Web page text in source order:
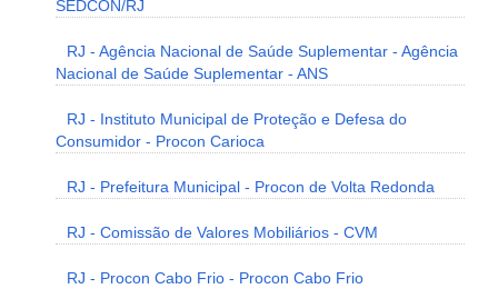
SEDCON/RJ
RJ - Agência Nacional de Saúde Suplementar - Agência
Nacional de Saúde Suplementar - ANS
RJ - Instituto Municipal de Proteção e Defesa do
Consumidor - Procon Carioca
RJ - Prefeitura Municipal - Procon de Volta Redonda
RJ - Comissão de Valores Mobiliários - CVM
RJ - Procon Cabo Frio - Procon Cabo Frio